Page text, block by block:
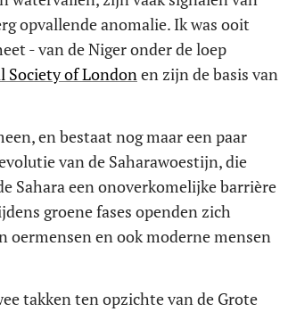
opvallende anomalie. Ik was ooit
- van de Niger onder de loep
Society of Londonen zijn de basis van
en bestaat nog maar een paar
van de Saharawoestijn, die
Sahara een onoverkomelijke barrière
groene fases openden zich
en ook moderne mensen
takken ten opzichte van de Grote